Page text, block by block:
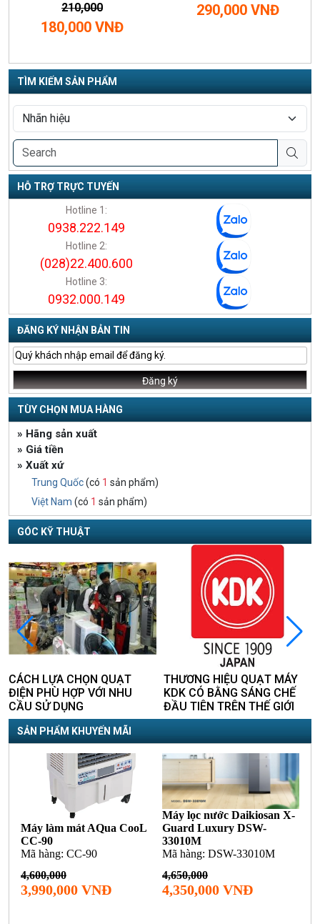
TÌM KIẾM SẢN PHẨM
HỖ TRỢ TRỰC TUYẾN
Hotline 1:
0938.222.149
Hotline 2:
(028)22.400.600
Hotline 3:
0932.000.149
ĐĂNG KÝ NHẬN BẢN TIN
TÙY CHỌN MUA HÀNG
» Hãng sản xuất
» Giá tiền
» Xuất xứ
Trung Quốc(có 1 sản phẩm)
Việt Nam (có 1 sản phẩm)
GÓC KỸ THUẬT
CÁCH LỰA CHỌN QUẠT
ĐIỆN PHÙ HỢP VỚI NHU
CẦU SỬ DỤNG
THƯƠNG HIỆU QUẠT MÁY
KDK CÓ BẰNG SÁNG CHẾ
ĐẦU TIÊN TRÊN THẾ GIỚI
SẢN PHẨM KHUYẾN MÃI
210,000
180,000 VNĐ
290,000 VNĐ